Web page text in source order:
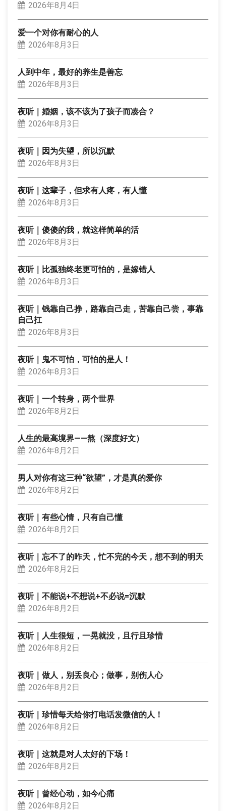
2026年8月4日
爱一个对你有耐心的人
2026年8月3日
人到中年，最好的养生是善忘
2026年8月3日
夜听｜婚姻，该不该为了孩子而凑合？
2026年8月3日
夜听｜因为失望，所以沉默
2026年8月3日
夜听｜这辈子，但求有人疼，有人懂
2026年8月3日
夜听｜傻傻的我，就这样简单的活
2026年8月3日
夜听｜比孤独终老更可怕的，是嫁错人
2026年8月3日
夜听｜钱靠自己挣，路靠自己走，苦靠自己尝，事靠
自己扛
2026年8月3日
夜听｜鬼不可怕，可怕的是人！
2026年8月3日
夜听｜一个转身，两个世界
2026年8月2日
人生的最高境界——熬（深度好文）
2026年8月2日
男人对你有这三种“欲望”，才是真的爱你
2026年8月2日
夜听｜有些心情，只有自己懂
2026年8月2日
夜听｜忘不了的昨天，忙不完的今天，想不到的明天
2026年8月2日
夜听｜不能说+不想说+不必说=沉默
2026年8月2日
夜听｜人生很短，一晃就没，且行且珍惜
2026年8月2日
夜听｜做人，别丢良心；做事，别伤人心
2026年8月2日
夜听｜珍惜每天给你打电话发微信的人！
2026年8月2日
夜听｜这就是对人太好的下场！
2026年8月2日
夜听｜曾经心动，如今心痛
2026年8月2日